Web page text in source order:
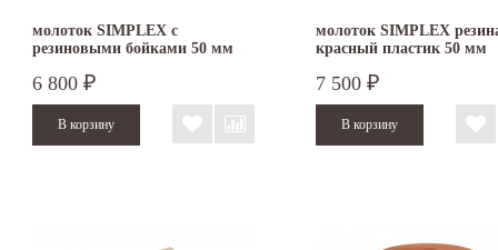
молоток SIMPLEX с
резиновыми бойками 50 мм
6 800 ₽
молоток SIMPLEX
красный пластик 50 мм
7 500 ₽